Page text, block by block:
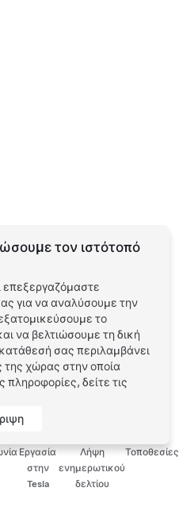
Εργασία
στην
Tesla
Λήψη
ενημερωτικού
δελτίου
Τοποθεσίες
τον ιστότοπό
επεξεργαζόμαστε
για να αναλύσουμε την
το
να βελτιώσουμε τη δική
σας περιλαμβάνει
της χώρας στην οποία
πληροφορίες, δείτε τις